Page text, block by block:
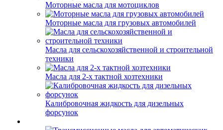
Моторные масла для мотоциклов
Моторные масла для грузовых автомобилей
Масла для сельскохозяйственной и строительной
техники
Масла для 2-х тактной хозтехники
Калибровочная жидкость для дизельных
форсунок